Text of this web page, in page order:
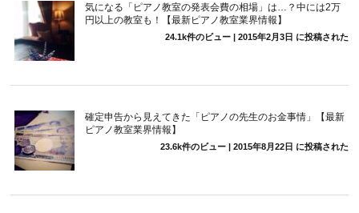
気になる「ピアノ教室の発表会費の相場」は…？中には2万
円以上の教室も！【最新ピアノ教室業界情報】
24.1k件のビュー| 2015年2月3日 に投稿された
確定申告から見えてきた「ピアノの先生のお金事情」【最新
ピアノ教室業界情報】
23.6k件のビュー| 2015年8月22日 に投稿された